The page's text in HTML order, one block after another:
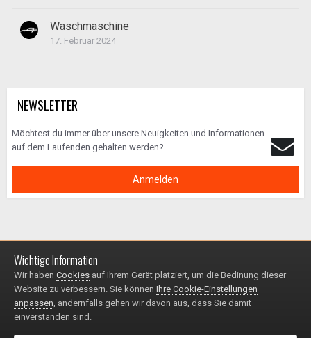
Waschmaschine
17. Februar 2024
NEWSLETTER
Möchtest du immer über unsere Neuigkeiten und Informationen
auf dem Laufenden gehalten werden?
Anmelden
Impressum / Datenschutzerklärung
© 1999 - 2025
Powered by Invision Community
Wichtige Information
Wir haben Cookies auf Ihrem Gerät platziert, um die Bedinung dieser
Website zu verbessern. Sie können Ihre Cookie-Einstellungen
anpassen, andernfalls gehen wir davon aus, dass Sie damit
einverstanden sind.